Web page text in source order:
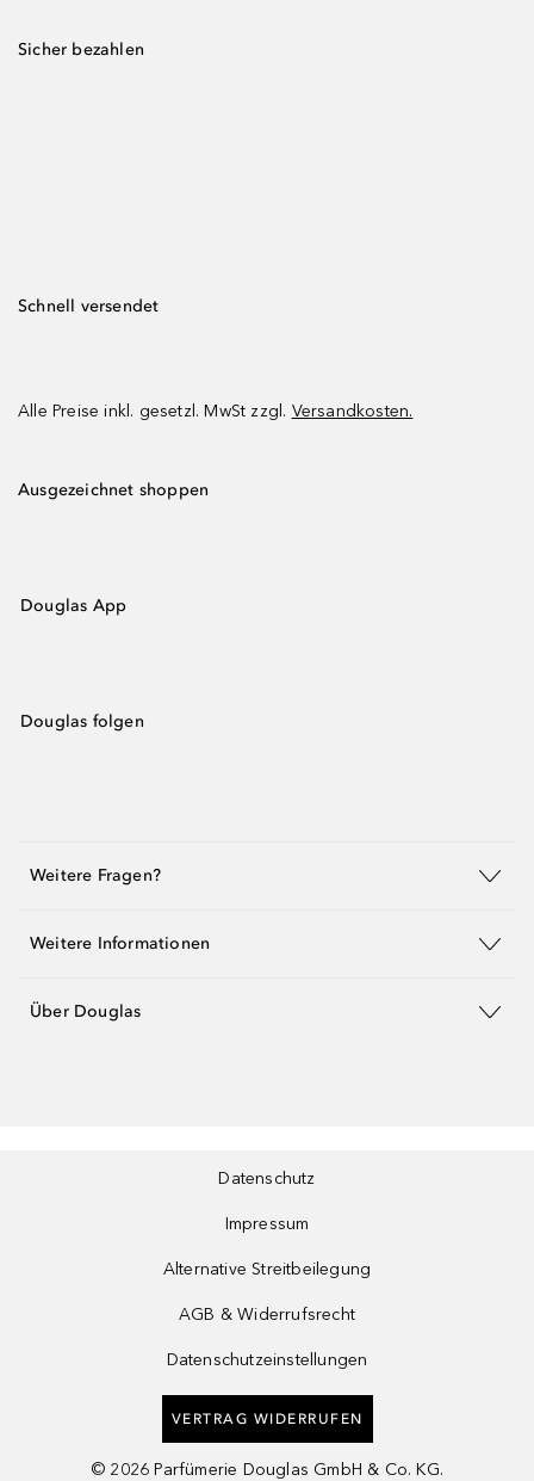
Sicher bezahlen
Schnell versendet
Alle Preise inkl. gesetzl. MwSt zzgl. Versandkosten.
Ausgezeichnet shoppen
Douglas App
Douglas folgen
Weitere Fragen?
Weitere Informationen
Über Douglas
Datenschutz
Impressum
Alternative Streitbeilegung
AGB & Widerrufsrecht
Datenschutzeinstellungen
VERTRAG WIDERRUFEN
© 2026 Parfümerie Douglas GmbH & Co. KG.